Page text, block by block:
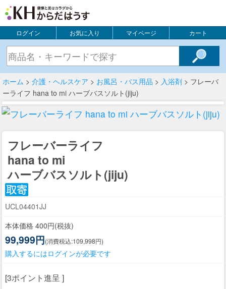
ログイン お気に入り マイページ カート
ホーム > 介護・ヘルスケア > お風呂・バス用品 > 入浴剤 > フレーバ
ーライフ hana to mi ハーブバスソルト(jiju)
フレーバーライフ
hana to mi
ハーブバスソルト(jiju)
UCL04401JJ
本体価格 400円(税抜)
99,999円(消費税込:109,998円)
購入するにはログインが必要です
[3ポイント進呈 ]